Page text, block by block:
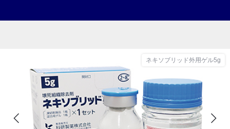
ネキソブリッド外用ゲル5g